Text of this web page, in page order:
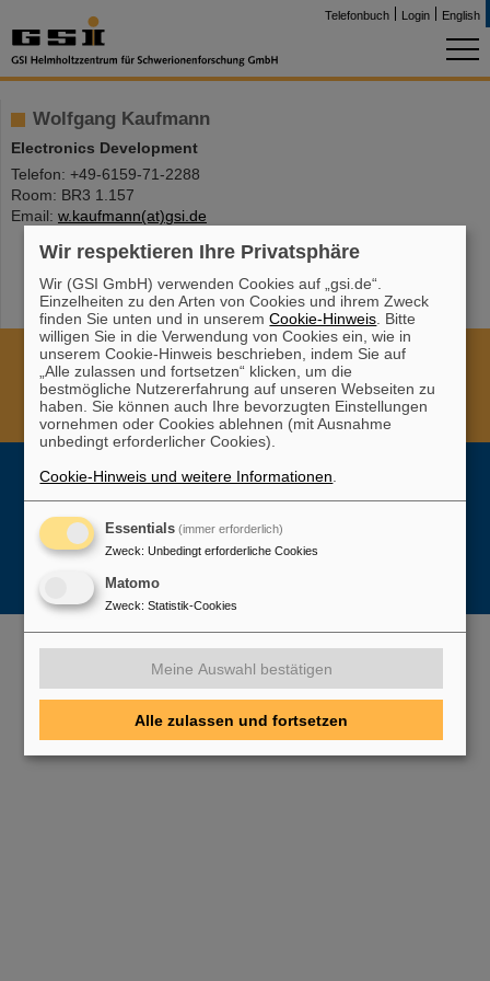
Telefonbuch Login English
Wolfgang Kaufmann
Electronics Development
Telefon: +49-6159-71-2288
Room: BR3 1.157
Email: w.kaufmann(at)gsi.de
Cookie Einstellungen Cookie-Hinweise
Sitemap
Impressum
Datenschutz
Haftungsausschluss
Urheberrecht
Erklärung zur Barrierefreiheit
Wir respektieren Ihre Privatsphäre
Wir (GSI GmbH) verwenden Cookies auf „gsi.de“.
Einzelheiten zu den Arten von Cookies und ihrem Zweck
finden Sie unten und in unseremCookie-Hinweis . Bitte
willigen Sie in die Verwendung von Cookies ein, wie in
unserem Cookie-Hinweis beschrieben, indem Sie auf
„Alle zulassen und fortsetzen“ klicken, um die
bestmögliche Nutzererfahrung auf unseren Webseiten zu
haben. Sie können auch Ihre bevorzugten Einstellungen
vornehmen oder Cookies ablehnen (mit Ausnahme
unbedingt erforderlicher Cookies).
Cookie-Hinweis und weitere Informationen
Essentials (immer erforderlich)
Zweck: Unbedingt erforderliche Cookies
Matomo
Zweck: Statistik-Cookies
Meine Auswahl bestätigen
Alle zulassen und fortsetzen